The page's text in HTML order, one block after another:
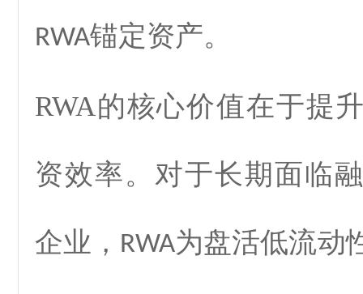
RWA锚定资产。
RWA的核心价值在于提
资效率。对于长期面临
企业， RWA为盘活低流动